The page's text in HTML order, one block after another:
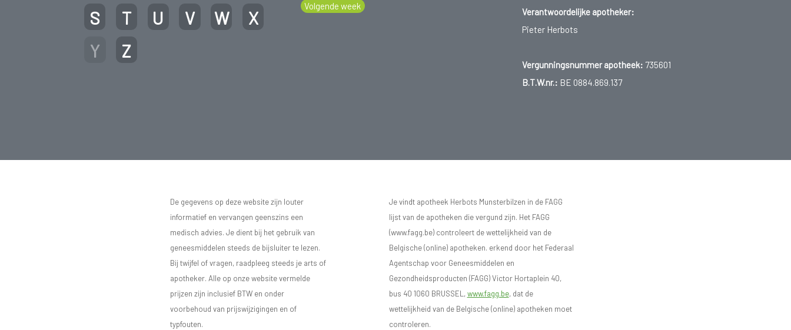
S
T U V W
X
Y
Z
Volgende week
Verantwoordelijke apotheker:
Pieter Herbots
Vergunningsnummer apotheek: 735601
B.T.W.nr.: BE 0884.869.137
De gegevens op deze website zijn louter
informatief en vervangen geenszins een
medisch advies. Je dient bij het gebruik van
geneesmiddelen steeds de bijsluiter te lezen.
Bij twijfel of vragen, raadpleeg steeds je arts of
apotheker. Alle op onze website vermelde
prijzen zijn inclusief BTW en onder
voorbehoud van prijswijzigingen en of
typfouten.
Je vindt apotheek Herbots Munsterbilzen in de FAGG
lijst van de apotheken die vergund zijn. Het FAGG
(www.fagg.be) controleert de wettelijkheid van de
Belgische (online) apotheken. erkend door het Federaal
Agentschap voor Geneesmiddelen en
Gezondheidsproducten (FAGG) Victor Hortaplein 40,
bus 40 1060 BRUSSEL,www.fagg.be, dat de
wettelijkheid van de Belgische (online) apotheken moet
controleren.